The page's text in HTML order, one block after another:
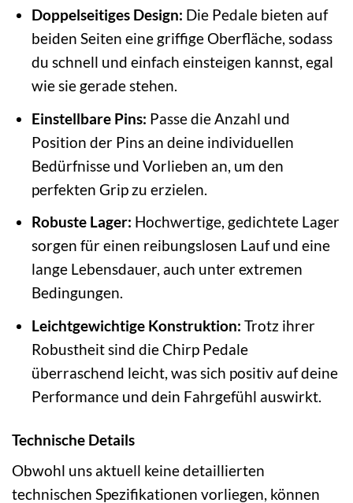
Doppelseitiges Design: Die Pedale bieten auf
beiden Seiten eine griffige Oberfläche, sodass
du schnell und einfach einsteigen kannst, egal
wie sie gerade stehen.
Einstellbare Pins: Passe die Anzahl und
Position der Pins an deine individuellen
Bedürfnisse und Vorlieben an, um den
perfekten Grip zu erzielen.
Robuste Lager: Hochwertige, gedichtete Lager
sorgen für einen reibungslosen Lauf und eine
lange Lebensdauer, auch unter extremen
Bedingungen.
Leichtgewichtige Konstruktion: Trotz ihrer
Robustheit sind die Chirp Pedale
überraschend leicht, was sich positiv auf deine
Performance und dein Fahrgefühl auswirkt.
Technische Details
Obwohl uns aktuell keine detaillierten
technischen Spezifikationen vorliegen, können